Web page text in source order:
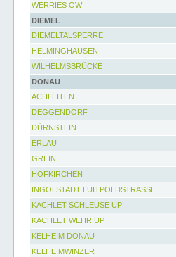
WERRIES OW
DIEMEL
DIEMELTALSPERRE
HELMINGHAUSEN
WILHELMSBRÜCKE
DONAU
ACHLEITEN
DEGGENDORF
DÜRNSTEIN
ERLAU
GREIN
HOFKIRCHEN
INGOLSTADT LUITPOLDSTRASSE
KACHLET SCHLEUSE UP
KACHLET WEHR UP
KELHEIM DONAU
KELHEIMWINZER